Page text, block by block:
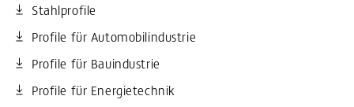
Stahlprofile
Profile für Automobilindustrie
Profile für Bauindustrie
Profile für Energietechnik